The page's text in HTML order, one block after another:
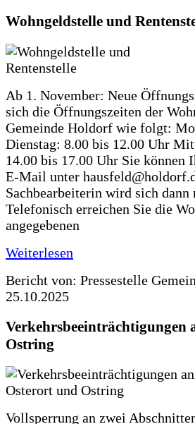
Wohngeldstelle und
Ab 1. November: Neue
sich die Öffnungszeiten der
Gemeinde Holdorf wie folgt:
Dienstag: 8.00 bis 12.00 Uhr
14.00 bis 17.00 Uhr Sie können
E-Mail unter
Sachbearbeiterin wird sich
Telefonisch erreichen Sie die
angegebenen
Weiterlesen
Bericht von: Pressestelle
25.10.2025
Verkehrsbeeinträchtigungen
Ostring
Vollsperrung an zwei